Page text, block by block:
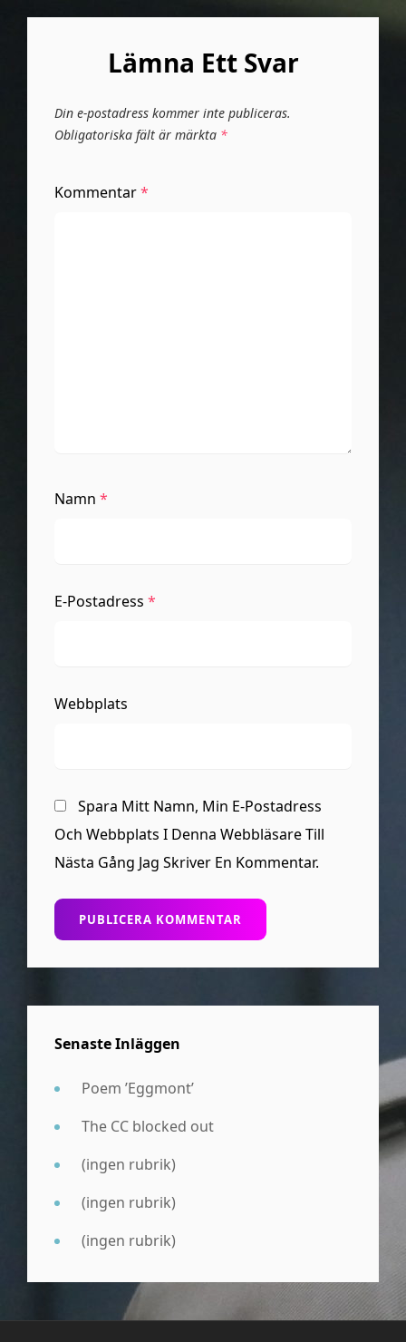
Lämna Ett Svar
Din e-postadress kommer inte publiceras.
Obligatoriska fält är märkta *
Kommentar*
Namn *
E-Postadress *
Webbplats
Spara Mitt Namn, Min E-Postadress
Och Webbplats I Denna Webbläsare Till
Nästa Gång Jag Skriver En Kommentar.
Senaste Inläggen
Poem ’Eggmont’
The CC blocked out
(ingen rubrik)
(ingen rubrik)
(ingen rubrik)